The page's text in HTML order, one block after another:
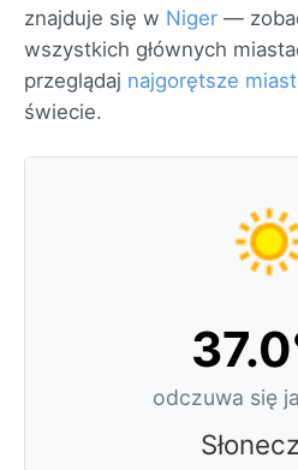
znajduje się w Niger —
wszystkich głównych
przeglądaj najgorętsze
świecie.
odczuwa się